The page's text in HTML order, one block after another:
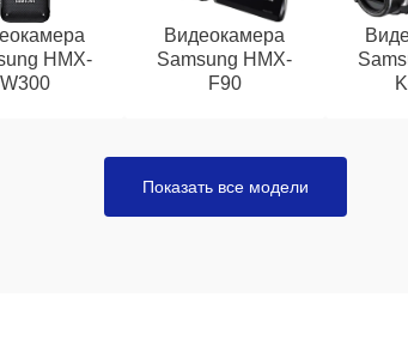
HMX-
W300
Видеокамера
Samsung HMX-
F90
Показать все модели